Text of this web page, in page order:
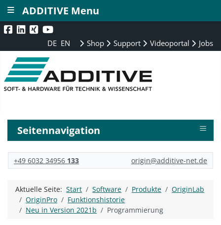
DE EN Shop Support Videoportal Jobs
Seitennavigation ≡
+49 6032 34956 133 origin@additive-net.de
Aktuelle Seite:Start Software Produkte
OriginLab
OriginPro
Funktionshistorie
Neu in Version 2021b
Programmierung
ADDITIVE Menu
≡